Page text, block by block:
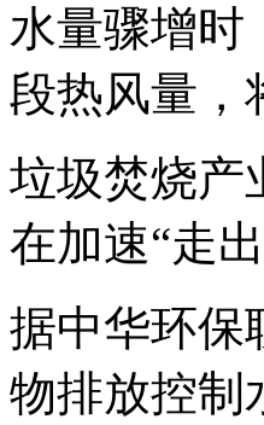
水量骤增时
段热风量，
垃圾焚烧产
在加速“走出
据中华环保
物排放控制